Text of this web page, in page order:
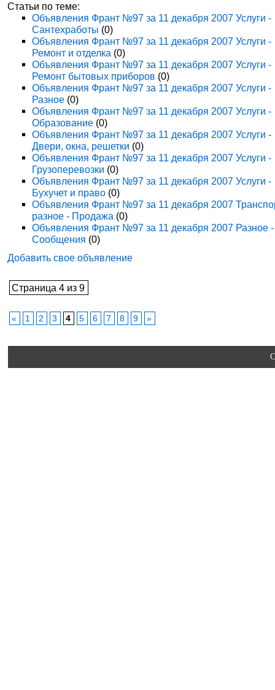
Статьи по теме:
Объявления Франт №97 за 11 декабря 2007 Услуги -
Сантехработы (0)
Объявления Франт №97 за 11 декабря 2007 Услуги -
Ремонт и отделка (0)
Объявления Франт №97 за 11 декабря 2007 Услуги -
Ремонт бытовых приборов (0)
Объявления Франт №97 за 11 декабря 2007 Услуги -
Разное (0)
Объявления Франт №97 за 11 декабря 2007 Услуги -
Образование (0)
Объявления Франт №97 за 11 декабря 2007 Услуги -
Двери, окна, решетки (0)
Объявления Франт №97 за 11 декабря 2007 Услуги -
Грузоперевозки (0)
Объявления Франт №97 за 11 декабря 2007 Услуги -
Бухучет и право (0)
Объявления Франт №97 за 11 декабря 2007
разное - Продажа (0)
Объявления Франт №97 за 11 декабря 2007 Разное -
Сообщения (0)
Добавить свое объявление
Страница 4 из 9
« 1 2 3 4 5 6 7 8 9 »